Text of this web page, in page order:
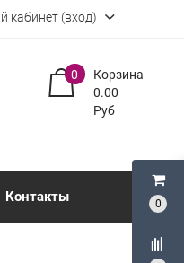
0
кабинет (вход)
Корзина
0
0.00
Руб
Контакты